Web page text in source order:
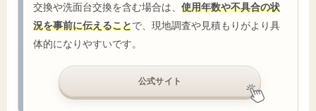
交換や洗面台交換を含む場合は、 使用年数や不具合の状
況を事前に伝えることで、現地調査や見積もりがより具
体的になりやすいです。
公式サイト